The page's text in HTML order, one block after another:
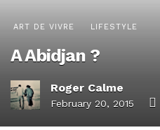
ART DE VIVRE LIFESTYLE
A Abidjan ?
Roger Calme
February 20, 2015